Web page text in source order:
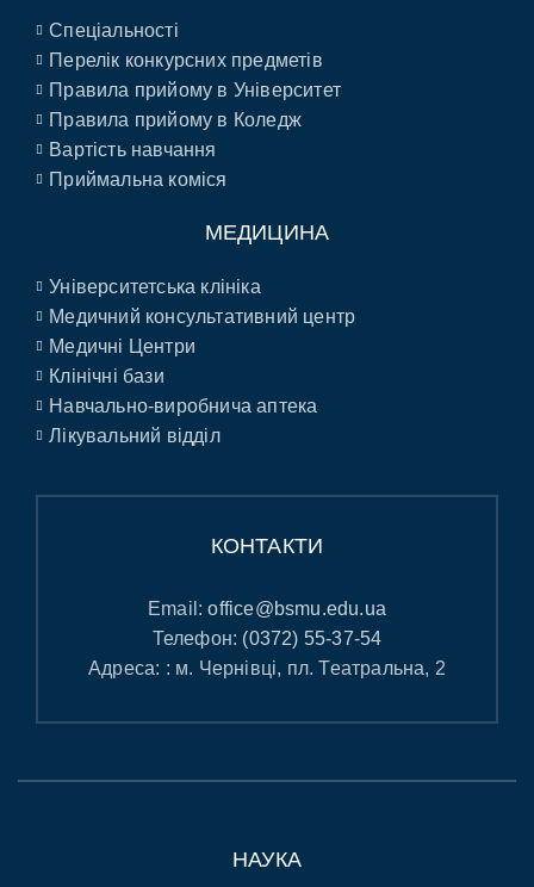
Спеціальності
Перелік конкурсних предметів
Правила прийому в Університет
Правила прийому в Коледж
Вартість навчання
Приймальна коміся
МЕДИЦИНА
Університетська клініка
Медичний консультативний центр
Медичні Центри
Клінічні бази
Навчально-виробнича аптека
Лікувальний відділ
КОНТАКТИ
Email:office@bsmu.edu.ua
Телефон: (0372) 55-37-54
Адреса: : м. Чернівці, пл. Театральна, 2
НАУКА